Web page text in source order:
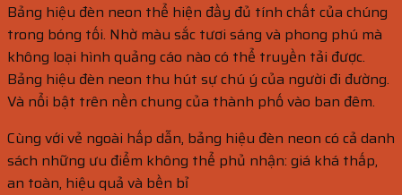
Bảng hiệu đèn neon thể hiện đầy đủ tính chất của chúng
trong bóng tối. Nhờ màu sắc tươi sáng và phong phú mà
không loại hình quảng cáo nào có thể truyền tải được.
Bảng hiệu đèn neon thu hút sự chú ý của người đi đường.
Và nổi bật trên nền chung của thành phố vào ban đêm.
Cùng với vẻ ngoài hấp dẫn, bảng hiệu đèn neon có cả danh
sách những ưu điểm không thể phủ nhận: giá khá thấp,
an toàn, hiệu quả và bền bỉ